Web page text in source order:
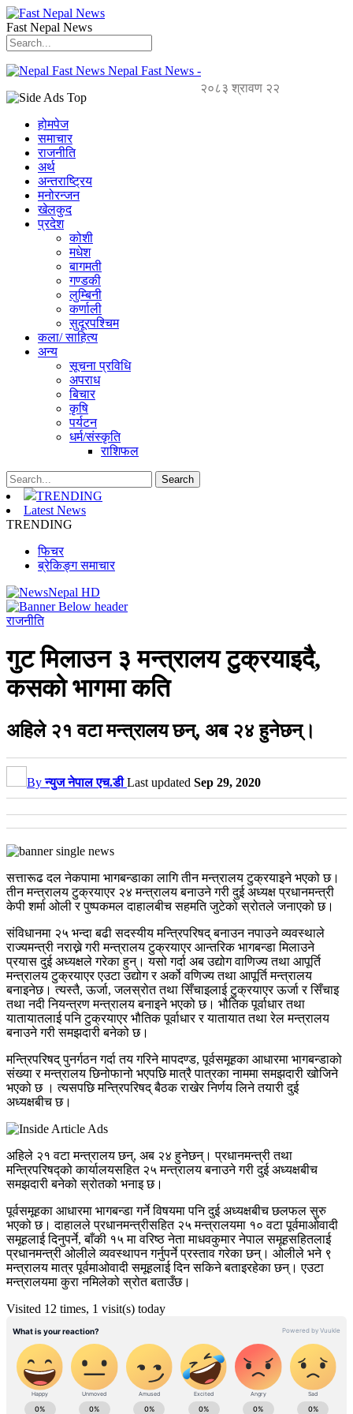
Fast Nepal News
Nepal Fast News -
२०८३ श्रावण २२
होमपेज
समाचार
राजनीति
अर्थ
अन्तराष्ट्रिय
मनोरन्जन
खेलकुद
प्रदेश
कोशी
मधेश
बागमती
गण्डकी
लुम्बिनी
कर्णाली
सुदूरपश्चिम
कला/ साहित्य
अन्य
सूचना प्रविधि
अपराध
बिचार
कृषि
पर्यटन
धर्म/संस्कृति
राशिफल
TRENDING
Latest News
TRENDING
फिचर
ब्रेकिङ्ग समाचार
राजनीति
गुट मिलाउन ३ मन्त्रालय टुक्रयाइदै,
कसको भागमा कति
अहिले २१ वटा मन्त्रालय छन्, अब २४ हुनेछन्।
Byन्युज नेपाल एच.डी Last updated Sep 29, 2020
सत्तारूढ दल नेकपामा भागबन्डाका लागि तीन मन्त्रालय टुक्रयाइने भएको छ।
तीन मन्त्रालय टुक्रयाएर २४ मन्त्रालय बनाउने गरी दुई अध्यक्ष प्रधानमन्त्री
केपी शर्मा ओली र पुष्पकमल दाहालबीच सहमति जुटेको स्रोतले जनाएको छ।
संविधानमा २५ भन्दा बढी सदस्यीय मन्त्रिपरिषद् बनाउन नपाउने व्यवस्थाले
राज्यमन्त्री नराख्ने गरी मन्त्रालय टुक्रयाएर आन्तरिक भागबन्डा मिलाउने
प्रयास दुई अध्यक्षले गरेका हुन्। यसो गर्दा अब उद्योग वाणिज्य तथा आपूर्ति
मन्त्रालय टुक्रयाएर एउटा उद्योग र अर्को वणिज्य तथा आपूर्ति मन्त्रालय
बनाइनेछ। त्यस्तै, ऊर्जा, जलस्रोत तथा सिँचाइलाई टुक्रयाएर ऊर्जा र सिँचाइ
तथा नदी नियन्त्रण मन्त्रालय बनाइने भएको छ। भौतिक पूर्वाधार तथा
यातायातलाई पनि टुक्रयाएर भौतिक पूर्वाधार र यातायात तथा रेल मन्त्रालय
बनाउने गरी समझदारी बनेको छ।
मन्त्रिपरिषद् पुनर्गठन गर्दा तय गरिने मापदण्ड, पूर्वसमूहका आधारमा भागबन्डाको
संख्या र मन्त्रालय छिनोफानो भएपछि मात्रै पात्रका नाममा समझदारी खोजिने
भएको छ । त्यसपछि मन्त्रिपरिषद् बैठक राखेर निर्णय लिने तयारी दुई
अध्यक्षबीच छ।
अहिले २१ वटा मन्त्रालय छन्, अब २४ हुनेछन्। प्रधानमन्त्री तथा
मन्त्रिपरिषद्को कार्यालयसहित २५ मन्त्रालय बनाउने गरी दुई अध्यक्षबीच
समझदारी बनेको स्रोतको भनाइ छ।
पूर्वसमूहका आधारमा भागबन्डा गर्ने विषयमा पनि दुई अध्यक्षबीच छलफल सुरु
भएको छ। दाहालले प्रधानमन्त्रीसहित २५ मन्त्रालयमा १० वटा पूर्वमाओवादी
समूहलाई दिनुपर्ने, बाँकी १५ मा वरिष्ठ नेता माधवकुमार नेपाल समूहसहितलाई
प्रधानमन्त्री ओलीले व्यवस्थापन गर्नुपर्ने प्रस्ताव गरेका छन्। ओलीले भने ९
मन्त्रालय मात्र पूर्वमाओवादी समूहलाई दिन सकिने बताइरहेका छन्। एउटा
मन्त्रालयमा कुरा नमिलेको स्रोत बताउँछ।
Visited 12 times, 1 visit(s) today